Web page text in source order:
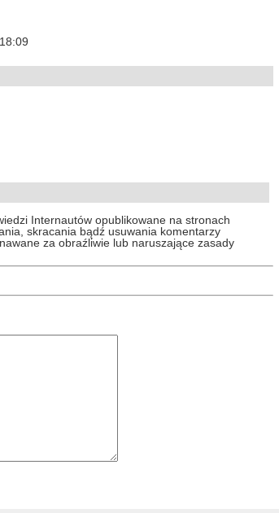
, 18:09
Internautów opublikowane na stronach
skracania bądź usuwania komentarzy
za obraźliwie lub naruszające zasady